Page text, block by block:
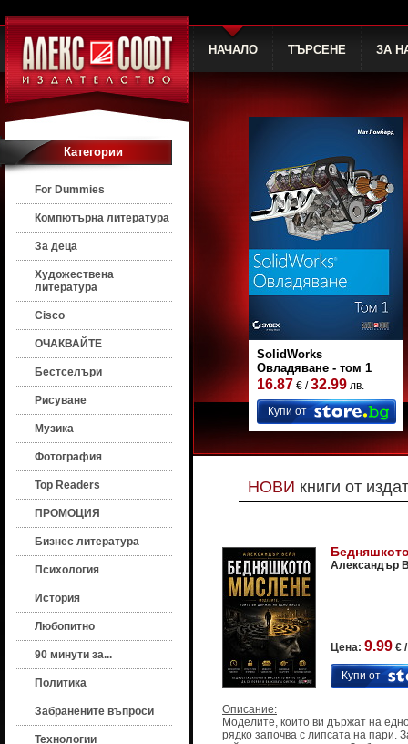
НАЧАЛО ТЪРСЕНЕ ЗА
Категории
For Dummies
Компютърна литература
За деца
Художествена
литература
Cisco
ОЧАКВАЙТЕ
Бестселъри
Рисуване
Музика
Фотография
Top Readers
ПРОМОЦИЯ
Бизнес литература
Психология
История
Любопитно
90 минути за...
Политика
Забранените въпроси
Технологии
SolidWorks
Овладяване - том 1
16.87 € /32.99 лв.
Купи от
НОВИ книги от
Александър
Цена: 9.99 €
Купи от
Описание:
Моделите, които ви държат на
рядко започва с липсата на пари.